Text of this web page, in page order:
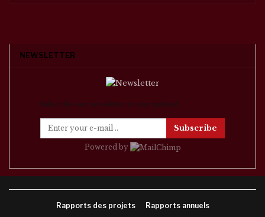
NEWSLETTER
Subscribe our newsletter to stay updated.
Subscribe
Powered by
Rapports des projets Rapports annuels